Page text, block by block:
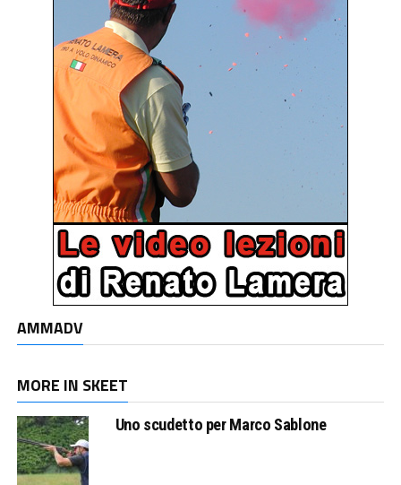
AMMADV
MORE IN SKEET
Uno scudetto per Marco Sablone